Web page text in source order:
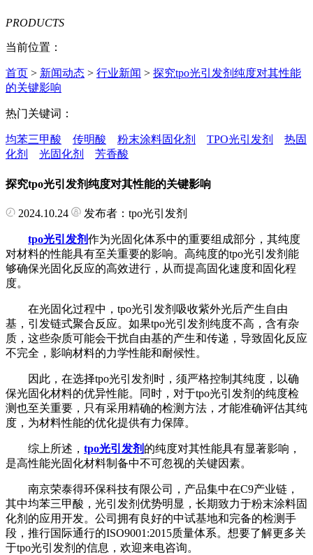
PRODUCTS
当前位置：
首页 > 新闻动态 > 行业新闻 > 探究tpo光引发剂纯度对其性能
的关键影响
热门关键词：
均苯三甲酸 传明酸 粉末涂料固化剂 TPO光引发剂
热固
化剂
光固化剂 芳香酸
探究tpo光引发剂纯度对其性能的关键影响
2024.10.24 发布者：tpo光引发剂
tpo光引发剂作为光固化体系中的重要组成部分，其纯度
对材料的性能具有至关重要的影响。高纯度的tpo光引发剂能
够确保光固化反应的高效进行，从而提高固化速度和固化程
度。
在光固化过程中，tpo光引发剂吸收紫外光后产生自由
基，引发链式聚合反应。如果tpo光引发剂纯度不高，含有杂
质，这些杂质可能会干扰自由基的产生和传递，导致固化反应
不完全，影响材料的力学性能和耐候性。
因此，在选择tpo光引发剂时，须严格控制其纯度，以确
保光固化材料的优异性能。同时，对于tpo光引发剂的纯度检
测也至关重要，只有采用精确的检测方法，才能准确评估其纯
度，为材料性能的优化提供有力保障。
综上所述， tpo光引发剂 的纯度对其性能具有显著影响，
是高性能光固化材料制备中不可忽视的关键因素。
南京荣泰得环保科技有限公司，产品集中在C9产业链，
其中均苯三甲酸，光引发剂优势明显，长期致力于粉末涂料固
化剂的应用开发。公司拥有良好的中试基地和完备的检测手
段，推行国际通行的ISO9001:2015质量体系。想要了解更多关
于tpo光引发剂的信息，欢迎来电咨询。